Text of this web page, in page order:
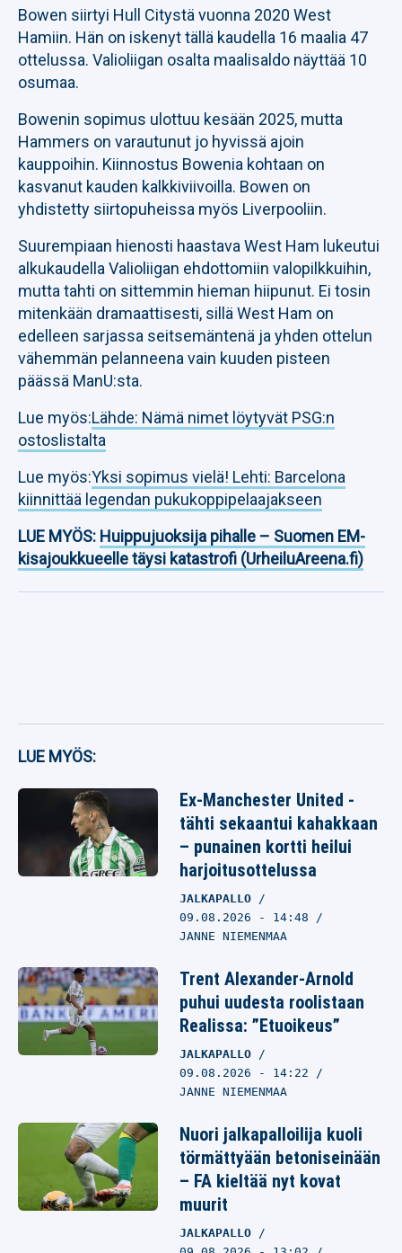
Bowen siirtyi Hull Citystä vuonna 2020 West
Hamiin. Hän on iskenyt tällä kaudella 16 maalia 47
ottelussa. Valioliigan osalta maalisaldo näyttää 10
osumaa.
Bowenin sopimus ulottuu kesään 2025, mutta
Hammers on varautunut jo hyvissä ajoin
kauppoihin. Kiinnostus Bowenia kohtaan on
kasvanut kauden kalkkiviivoilla. Bowen on
yhdistetty siirtopuheissa myös Liverpooliin.
Suurempiaan hienosti haastava West Ham lukeutui
alkukaudella Valioliigan ehdottomiin valopilkkuihin,
mutta tahti on sittemmin hieman hiipunut. Ei tosin
mitenkään dramaattisesti, sillä West Ham on
edelleen sarjassa seitsemäntenä ja yhden ottelun
vähemmän pelanneena vain kuuden pisteen
päässä ManU:sta.
Lue myös:Lähde: Nämä nimet löytyvät PSG:n
ostoslistalta
Lue myös:Yksi sopimus vielä! Lehti: Barcelona
kiinnittää legendan pukukoppipelaajakseen
LUE MYÖS: Huippujuoksija pihalle – Suomen EM-
kisajoukkueelle täysi katastrofi (UrheiluAreena.fi)
LUE MYÖS:
Ex-Manchester United -
tähti sekaantui kahakkaan
– punainen kortti heilui
harjoitusottelussa
JALKAPALLO
09.08.2026 - 14:48
JANNE NIEMENMAA
Trent Alexander-Arnold
puhui uudesta roolistaan
Realissa: ”Etuoikeus”
JALKAPALLO
09.08.2026 - 14:22
JANNE NIEMENMAA
Nuori jalkapalloilija kuoli
törmättyään betoniseinään
– FA kieltää nyt kovat
muurit
JALKAPALLO